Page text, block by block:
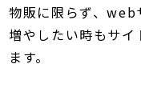
物販に限らず、web
増やしたい時もサイ
ます。